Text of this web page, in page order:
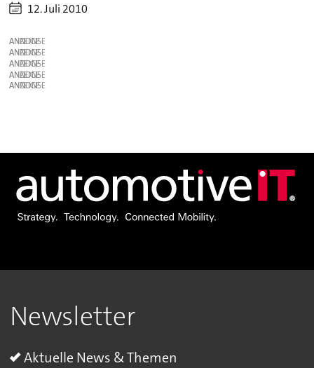
12. Juli 2010
ANZEIGE
ANZEIGE
ANZEIGE
ANZEIGE
ANZEIGE
Newsletter
Aktuelle News & Themen